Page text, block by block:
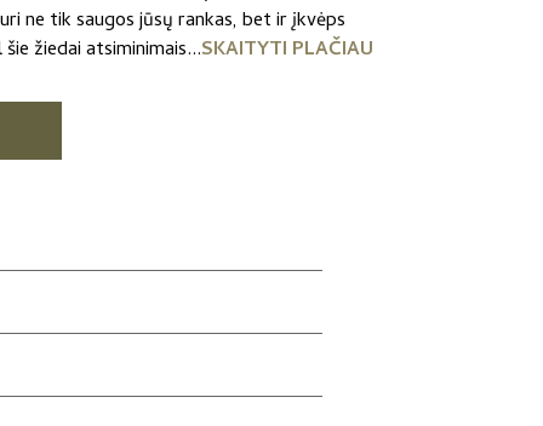
ne tik saugos jūsų rankas, bet ir įkvėps
žiedai atsiminimais...SKAITYTI PLAČIAU